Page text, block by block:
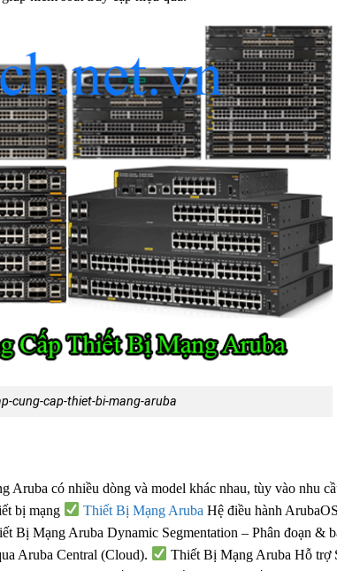
cung-cap-thiet-bi-mang-aruba
Aruba có nhiều dòng và model khác nhau, tùy vào nhu
bị mạng
Thiết Bị Mạng Aruba Hệ điều hành
Bị Mạng Aruba Dynamic Segmentation – Phân đoạn &
Aruba Central (Cloud).
Thiết Bị Mạng Aruba Hỗ trợ